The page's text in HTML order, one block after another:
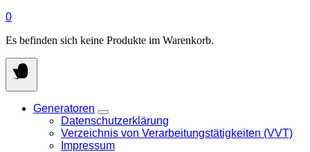
0
Es befinden sich keine Produkte im Warenkorb.
Generatoren
Datenschutzerklärung
Verzeichnis von Verarbeitungstätigkeiten (VVT)
Impressum